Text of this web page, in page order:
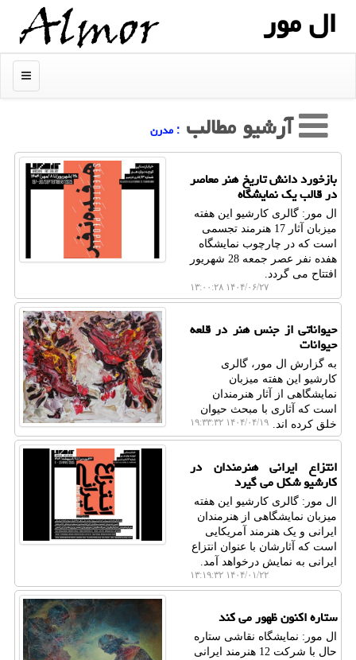
ال مور
منو
آرشیو مطالب : مدرن
بازخورد دانش تاریخ هنر معاصر
در قالب یک نمایشگاه
ال مور: گالری کارشیو این هفته
میزبان آثار 17 هنرمند تجسمی
است که در چارچوب نمایشگاه
هفده نفر عصر جمعه 28 شهریور
افتتاح می گردد.
۱۴۰۴/۰۶/۲۷ ۱۳:۰۰:۲۸
حیواناتی از جنس هنر در قلعه
حیوانات
به گزارش ال مور، گالری
کارشیو این هفته میزبان
نمایشگاهی از آثار هنرمندان
است که آثاری با مبحث حیوان
خلق کرده اند. ۱۴۰۴/۰۴/۱۹ ۱۹:۳۳:۳۲
انتزاع ایرانی هنرمندان در
کارشیو شکل می گیرد
ال مور: گالری کارشیو این هفته
میزبان نمایشگاهی از هنرمندان
ایرانی و یک هنرمند آمریکایی
است که آثارشان با عنوان انتزاع
ایرانی به نمایش درخواهد آمد.
۱۴۰۴/۰۱/۲۲ ۱۳:۱۹:۳۲
ستاره اکنون ظهور می کند
ال مور: نمایشگاه نقاشی ستاره
حال با شرکت 12 هنرمند ایرانی